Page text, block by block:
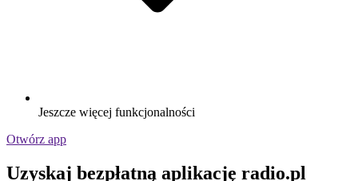
Jeszcze więcej funkcjonalności
Otwórz app
Uzyskaj bezpłatną aplikację radio.pl